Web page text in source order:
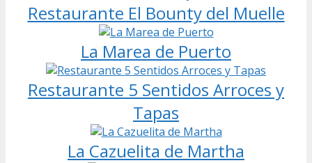
Restaurante El Bounty del Muelle
La Marea de Puerto
Restaurante 5 Sentidos Arroces y
Tapas
La Cazuelita de Martha